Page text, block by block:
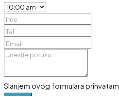
Slanjem ovog formulara prihvatam